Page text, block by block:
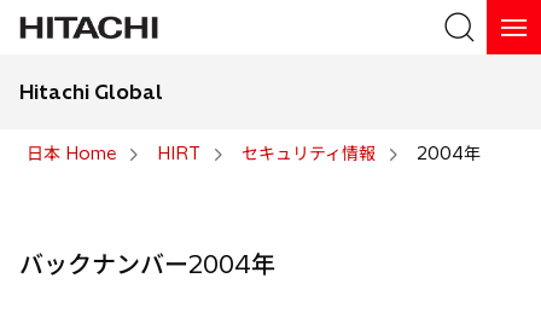
Hitachi Global
日本 Home HIRT セキュリティ情報 2004年
バックナンバー2004年